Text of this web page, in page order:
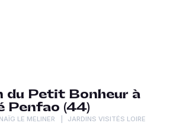
du Petit Bonheur à
Penfao (44)
LE MELINER
JARDINS VISITÉS LOIRE